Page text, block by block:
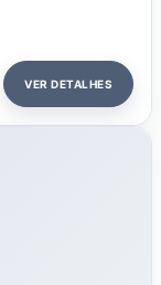
VER DETALHES